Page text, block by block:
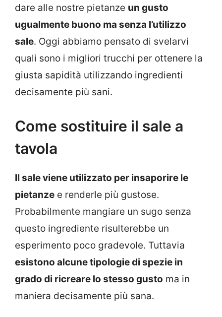
dare alle nostre pietanze un gusto
ugualmente buono ma senza l’utilizzo
sale. Oggi abbiamo pensato di svelarvi
quali sono i migliori trucchi per ottenere la
giusta sapidità utilizzando ingredienti
decisamente più sani.
Come sostituire il sale a
tavola
Il sale viene utilizzato per insaporire le
pietanze e renderle più gustose.
Probabilmente mangiare un sugo senza
questo ingrediente risulterebbe un
esperimento poco gradevole. Tuttavia
esistono alcune tipologie di spezie in
grado di ricreare lo stesso gusto ma in
maniera decisamente più sana.